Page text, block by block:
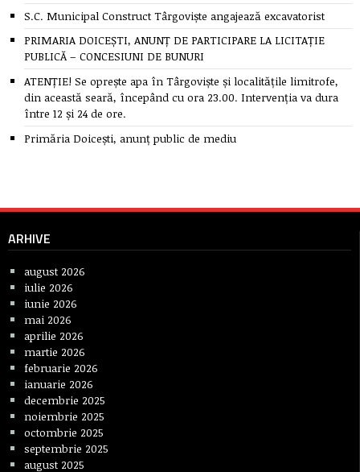
S.C. Municipal Construct Târgoviște angajează excavatorist
PRIMARIA DOICEȘTI, ANUNȚ DE PARTICIPARE LA LICITAȚIE
PUBLICĂ – CONCESIUNI DE BUNURI
ATENȚIE! Se oprește apa în Târgoviște și localitățile limitrofe,
din această seară, începând cu ora 23.00. Intervenția va dura
între 12 și 24 de ore.
Primăria Doicești, anunț public de mediu
ARHIVE
august 2026
iulie 2026
iunie 2026
mai 2026
aprilie 2026
martie 2026
februarie 2026
ianuarie 2026
decembrie 2025
noiembrie 2025
octombrie 2025
septembrie 2025
august 2025